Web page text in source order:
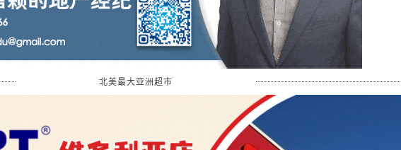
北美最大亚洲超市